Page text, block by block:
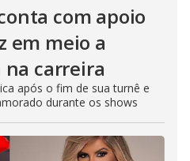
com apoio
em meio a
na carreira
após o fim de sua turnê e
durante os shows